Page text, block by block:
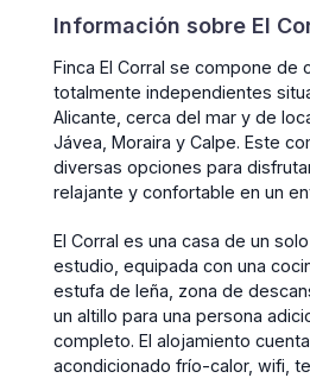
Información sobre El
Finca El Corral se compone de
totalmente independientes
Alicante, cerca del mar y de
Jávea, Moraira y Calpe. Este
diversas opciones para
relajante y confortable en un
El Corral es una casa de un
estudio, equipada con una
estufa de leña, zona de
un altillo para una persona
completo. El alojamiento
acondicionado frío-calor, wifi,